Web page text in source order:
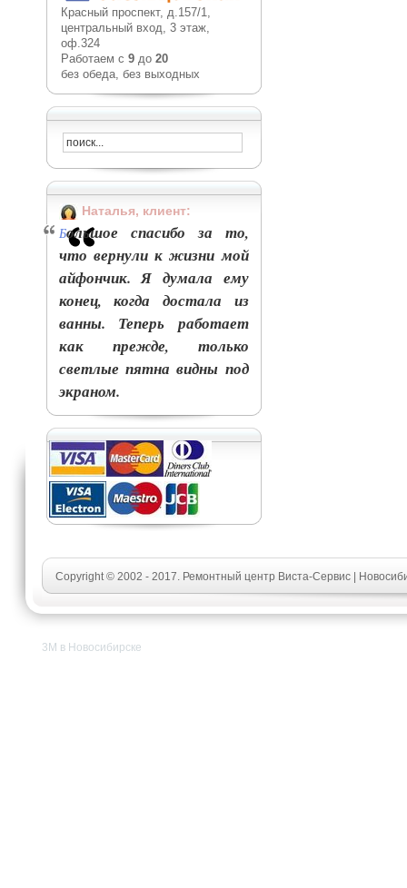
Красный проспект, д.157/1,
центральный вход, 3 этаж,
оф.324
Работаем с 9до 20
без обеда, без выходных
Наталья, клиент:
Большое спасибо за то,
что вернули к жизни мой
айфончик. Я думала ему
конец, когда достала из
ванны. Теперь работает
как прежде, только
светлые пятна видны под
экраном.
Copyright © 2002 - 2017. Ремонтный центр Виста-Сервис |
3M в Новосибирске